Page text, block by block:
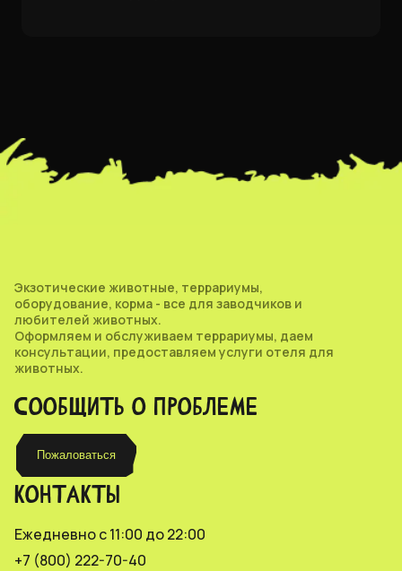
Экзотические животные, террариумы,
оборудование, корма - все для заводчиков и
любителей животных.
Оформляем и обслуживаем террариумы, даем
консультации, предоставляем услуги отеля для
животных.
СООБЩИТЬ О ПРОБЛЕМЕ
Пожаловаться
КОНТАКТЫ
Ежедневно с 11:00 до 22:00
+7 (800) 222-70-40